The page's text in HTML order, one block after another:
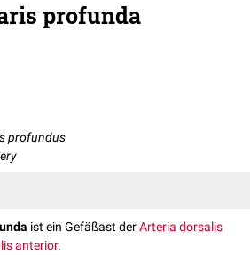
profunda
profundus
ist ein Gefäßast derArteria dorsalis
anterior.